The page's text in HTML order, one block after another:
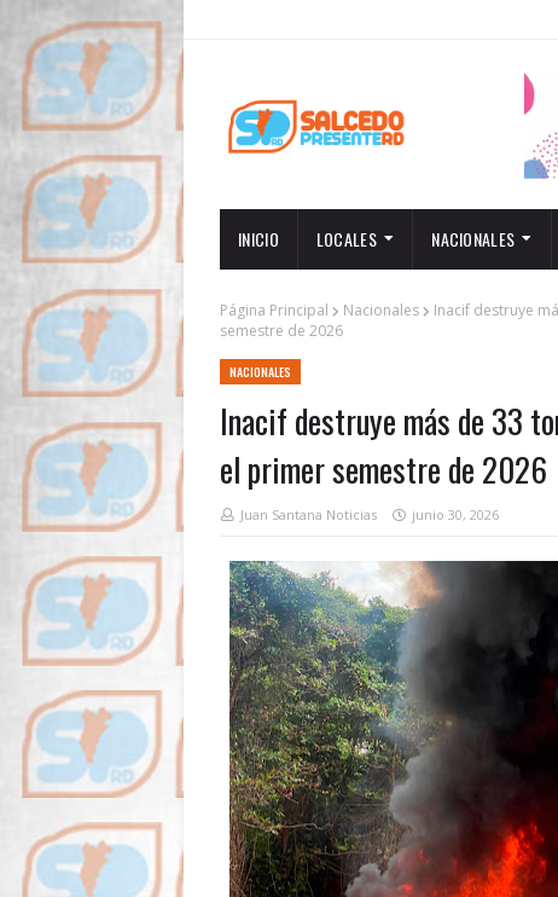
INICIO LOCALES NACIONALES
Página Principal Nacionales
Inacif destruye
semestre de 2026
NACIONALES
Inacif destruye más de 33
el primer semestre de 2026
Juan Santana Noticias junio 30, 2026